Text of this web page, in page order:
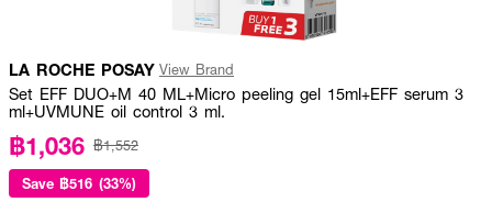
LA ROCHE POSAY View Brand
Set EFF DUO+M 40 ML+Micro peeling gel 15ml+EFF serum 3
ml+UVMUNE oil control 3 ml.
฿1,036 ฿1,552
Save ฿516 (33%)